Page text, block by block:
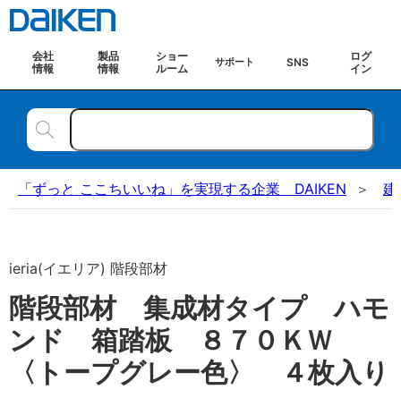
会社
情報
製品
情報
ショー
ルーム
サポート SNS
ログ
イン
「ずっと ここちいいね」を実現する企業 DAIKEN 建
ieria(イエリア) 階段部材
階段部材 集成材タイプ ハモ
ンド 箱踏板 ８７０ＫＷ
〈トープグレー色〉 ４枚入り